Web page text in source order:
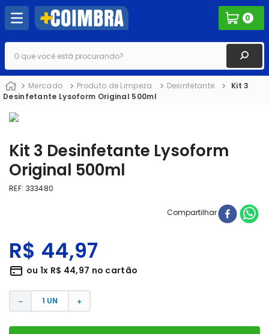
0
O que você está procurando?
Mercado Produto de Limpeza Desinfetante
Kit 3
Desinfetante Lysoform Original 500ml
Kit 3 Desinfetante Lysoform
Original 500ml
REF: 333480
Compartilhar
R$ 44,97
ou 1x R$ 44,97 no cartão
＋
－